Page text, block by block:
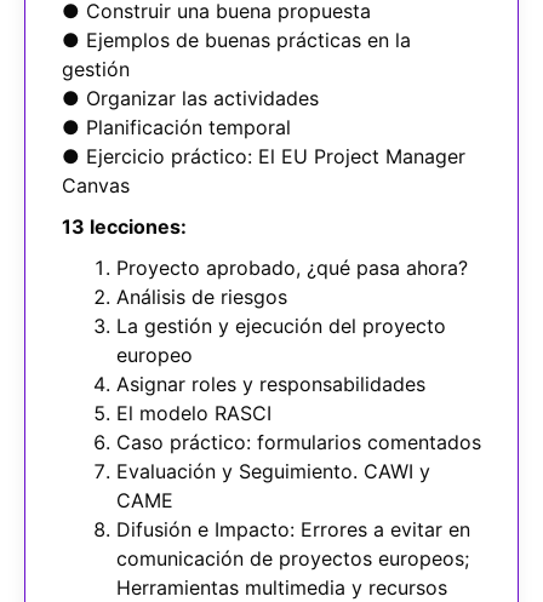
● Construir una buena propuesta
● Ejemplos de buenas prácticas en la
gestión
● Organizar las actividades
● Planificación temporal
● Ejercicio práctico: El EU Project Manager
Canvas
13 lecciones:
Proyecto aprobado, ¿qué pasa ahora?
Análisis de riesgos
La gestión y ejecución del proyecto
europeo
Asignar roles y responsabilidades
El modelo RASCI
Caso práctico: formularios comentados
Evaluación y Seguimiento. CAWI y
CAME
Difusión e Impacto: Errores a evitar en
comunicación de proyectos europeos;
Herramientas multimedia y recursos